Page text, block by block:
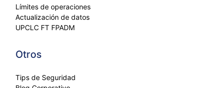
Límites de operaciones
Actualización de datos
UPCLC FT FPADM
Otros
Tips de Seguridad